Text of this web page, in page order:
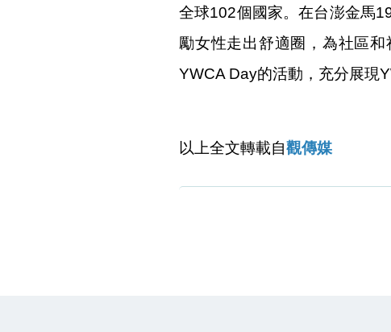
全球102個國家。在台澎金馬
勵女性走出舒適圈，為社區
YWCA Day的活動，充分展現
以上全文轉載自觀傳媒